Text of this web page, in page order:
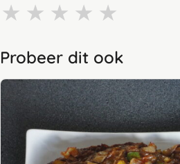
★ ★ ★ ★ ★
Probeer dit ook